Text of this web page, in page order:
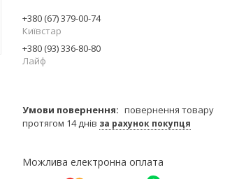
+380 (67) 379-00-74
Київстар
+380 (93) 336-80-80
Лайф
повернення товару
протягом 14 днів за рахунок покупця